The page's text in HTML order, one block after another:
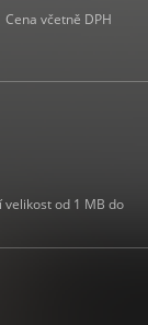
Cena včetně DPH
od 1 MB do